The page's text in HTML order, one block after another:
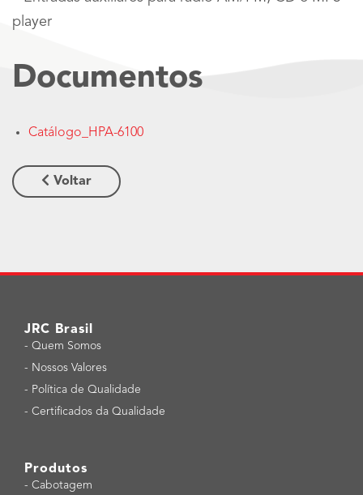
player
Documentos
Catálogo_HPA-6100
Voltar
JRC Brasil
- Quem Somos
- Nossos Valores
- Política de Qualidade
- Certificados da Qualidade
Produtos
- Cabotagem